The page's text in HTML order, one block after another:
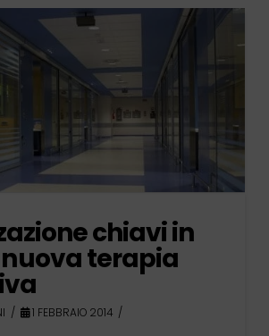
chiavi in
terapia
1 FEBBRAIO 2014